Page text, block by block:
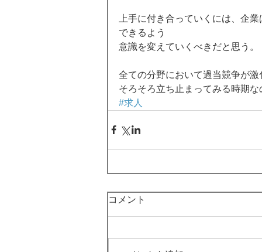
上手に付き合っていくには、企
できるよう
意識を変えていくべきだと思う。
全ての分野において過当競争が激
そろそろ立ち止まってみる時期な
#求人
コメント